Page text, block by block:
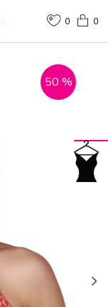
0
0
50 %